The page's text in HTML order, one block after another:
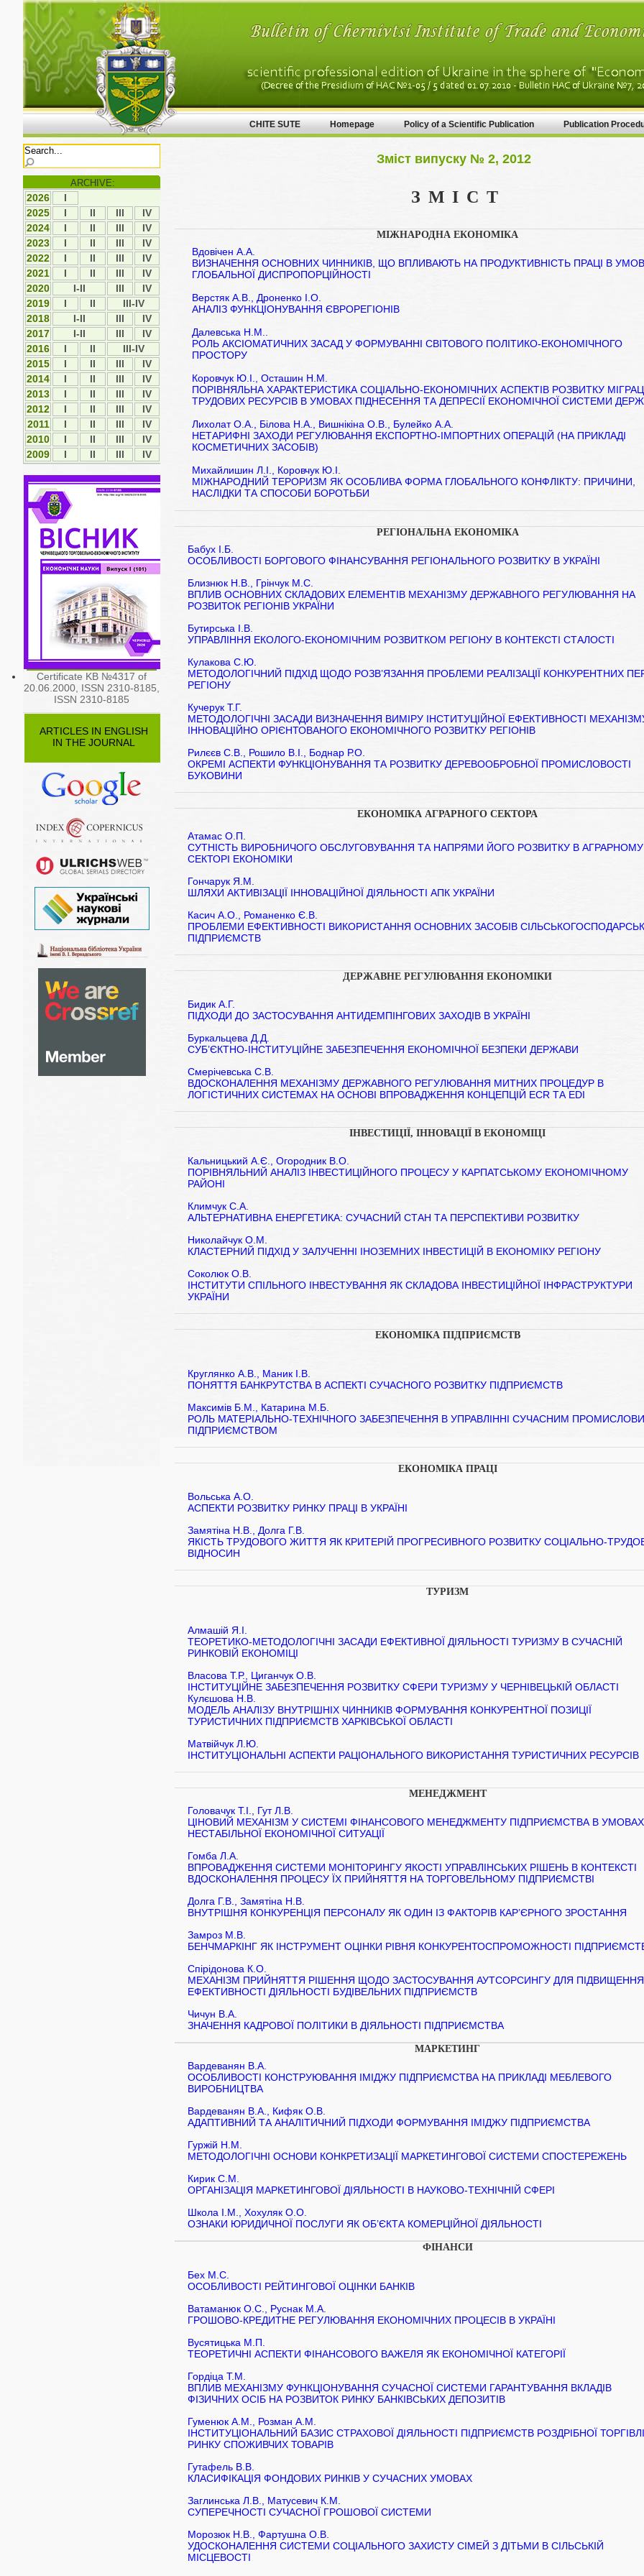
ARCHIVE:
2026
І
2025
І ІI ІII
ІV
2024
І ІI ІII
ІV
2023
І ІI ІII
ІV
2022
І ІI ІII
ІV
2021
І ІI ІII
IV
2020
I-II ІII
IV
2019
І ІI
III-IV
2018
I-II ІІІ
ІV
2017
I-II ІІІ
IV
2016
I II
III-IV
2015
І ІІ ІІІ
IV
2014
І ІІ ІІІ
ІV
2013
І ІІ ІІІ
ІV
2012
І ІI ІII
ІV
2011
І ІI ІII
ІV
2010
І ІI ІII
ІV
2009
І ІI ІII ІV
Certificate KB №4317 of
20.06.2000, ISSN 2310-8185,
ISSN 2310-8185
ARTICLES IN ENGLISH
IN THE JOURNAL
CHITE SUTE Homepage Policy of a Scientific Publication Publication
Зміст випуску № 2, 2012
ЗМІСТ
МІЖНАРОДНА ЕКОНОМІКА
Вдовічен А.А.
ВИЗНАЧЕННЯ ОСНОВНИХ ЧИННИКІВ, ЩО ВПЛИВАЮТЬ НА ПРОДУКТИВНІСТЬ ПРАЦІ В
ГЛОБАЛЬНОЇ ДИСПРОПОРЦІЙНОСТІ
Верстяк А.В., Дроненко І.О.
АНАЛІЗ ФУНКЦІОНУВАННЯ ЄВРОРЕГІОНІВ
Далевська Н.М..
РОЛЬ АКСІОМАТИЧНИХ ЗАСАД У ФОРМУВАННІ СВІТОВОГО ПОЛІТИКО-ЕКОНОМІЧНОГО
ПРОСТОРУ
Коровчук Ю.І., Осташин Н.М.
ПОРІВНЯЛЬНА ХАРАКТЕРИСТИКА СОЦІАЛЬНО-ЕКОНОМІЧНИХ АСПЕКТІВ РОЗВИТКУ
ТРУДОВИХ РЕСУРСІВ В УМОВАХ ПІДНЕСЕННЯ ТА ДЕПРЕСІЇ ЕКОНОМІЧНОЇ СИСТЕМИ
Лихолат О.А., Білова Н.А., Вишнікіна О.В., Булейко А.А.
НЕТАРИФНІ ЗАХОДИ РЕГУЛЮВАННЯ ЕКСПОРТНО-ІМПОРТНИХ ОПЕРАЦІЙ (НА ПРИКЛАДІ
КОСМЕТИЧНИХ ЗАСОБІВ)
Михайлишин Л.І., Коровчук Ю.І.
МІЖНАРОДНИЙ ТЕРОРИЗМ ЯК ОСОБЛИВА ФОРМА ГЛОБАЛЬНОГО КОНФЛІКТУ: ПРИЧИНИ,
НАСЛІДКИ ТА СПОСОБИ БОРОТЬБИ
РЕГІОНАЛЬНА ЕКОНОМІКА
Бабух І.Б.
ОСОБЛИВОСТІ БОРГОВОГО ФІНАНСУВАННЯ РЕГІОНАЛЬНОГО РОЗВИТКУ В УКРАЇНІ
Близнюк Н.В., Грінчук М.С.
ВПЛИВ ОСНОВНИХ СКЛАДОВИХ ЕЛЕМЕНТІВ МЕХАНІЗМУ ДЕРЖАВНОГО РЕГУЛЮВАННЯ НА
РОЗВИТОК РЕГІОНІВ УКРАЇНИ
Бутирська І.В.
УПРАВЛІННЯ ЕКОЛОГО-ЕКОНОМІЧНИМ РОЗВИТКОМ РЕГІОНУ В КОНТЕКСТІ СТАЛОСТІ
Кулакова С.Ю.
МЕТОДОЛОГІЧНИЙ ПІДХІД ЩОДО РОЗВ’ЯЗАННЯ ПРОБЛЕМИ РЕАЛІЗАЦІЇ КОНКУРЕНТНИХ
РЕГІОНУ
Кучерук Т.Г.
МЕТОДОЛОГІЧНІ ЗАСАДИ ВИЗНАЧЕННЯ ВИМІРУ ІНСТИТУЦІЙНОЇ ЕФЕКТИВНОСТІ
ІННОВАЦІЙНО ОРІЄНТОВАНОГО ЕКОНОМІЧНОГО РОЗВИТКУ РЕГІОНІВ
Рилєєв С.В., Рошило В.І., Боднар Р.О.
ОКРЕМІ АСПЕКТИ ФУНКЦІОНУВАННЯ ТА РОЗВИТКУ ДЕРЕВООБРОБНОЇ ПРОМИСЛОВОСТІ
БУКОВИНИ
ЕКОНОМІКА АГРАРНОГО СЕКТОРА
Атамас О.П.
СУТНІСТЬ ВИРОБНИЧОГО ОБСЛУГОВУВАННЯ ТА НАПРЯМИ ЙОГО РОЗВИТКУ В АГРАРНОМУ
СЕКТОРІ ЕКОНОМІКИ
Гончарук Я.М.
ШЛЯХИ АКТИВІЗАЦІЇ ІННОВАЦІЙНОЇ ДІЯЛЬНОСТІ АПК УКРАЇНИ
Касич А.О., Романенко Є.В.
ПРОБЛЕМИ ЕФЕКТИВНОСТІ ВИКОРИСТАННЯ ОСНОВНИХ ЗАСОБІВ
ПІДПРИЄМСТВ
ДЕРЖАВНЕ РЕГУЛЮВАННЯ ЕКОНОМІКИ
Бидик А.Г.
ПІДХОДИ ДО ЗАСТОСУВАННЯ АНТИДЕМПІНГОВИХ ЗАХОДІВ В УКРАЇНІ
Буркальцева Д.Д.
СУБ’ЄКТНО-ІНСТИТУЦІЙНЕ ЗАБЕЗПЕЧЕННЯ ЕКОНОМІЧНОЇ БЕЗПЕКИ ДЕРЖАВИ
Смерічевська С.В.
ВДОСКОНАЛЕННЯ МЕХАНІЗМУ ДЕРЖАВНОГО РЕГУЛЮВАННЯ МИТНИХ ПРОЦЕДУР В
ЛОГІСТИЧНИХ СИСТЕМАХ НА ОСНОВІ ВПРОВАДЖЕННЯ КОНЦЕПЦІЙ ЕСR ТА EDI
ІНВЕСТИЦІЇ, ІННОВАЦІЇ В ЕКОНОМІЦІ
Кальницький А.Є., Огородник В.О.
ПОРІВНЯЛЬНИЙ АНАЛІЗ ІНВЕСТИЦІЙНОГО ПРОЦЕСУ У КАРПАТСЬКОМУ ЕКОНОМІЧНОМУ
РАЙОНІ
Климчук С.А.
АЛЬТЕРНАТИВНА ЕНЕРГЕТИКА: СУЧАСНИЙ СТАН ТА ПЕРСПЕКТИВИ РОЗВИТКУ
Николайчук О.М.
КЛАСТЕРНИЙ ПІДХІД У ЗАЛУЧЕННІ ІНОЗЕМНИХ ІНВЕСТИЦІЙ В ЕКОНОМІКУ РЕГІОНУ
Соколюк О.В.
ІНСТИТУТИ СПІЛЬНОГО ІНВЕСТУВАННЯ ЯК СКЛАДОВА ІНВЕСТИЦІЙНОЇ ІНФРАСТРУКТУРИ
УКРАЇНИ
ЕКОНОМІКА ПІДПРИЄМСТВ
Круглянко А.В., Маник І.В.
ПОНЯТТЯ БАНКРУТСТВА В АСПЕКТІ СУЧАСНОГО РОЗВИТКУ ПІДПРИЄМСТВ
Максимів Б.М., Катарина М.Б.
РОЛЬ МАТЕРІАЛЬНО-ТЕХНІЧНОГО ЗАБЕЗПЕЧЕННЯ В УПРАВЛІННІ СУЧАСНИМ
ПІДПРИЄМСТВОМ
ЕКОНОМІКА ПРАЦІ
Вольська А.О.
АСПЕКТИ РОЗВИТКУ РИНКУ ПРАЦІ В УКРАЇНІ
Замятіна Н.В., Долга Г.В.
ЯКІСТЬ ТРУДОВОГО ЖИТТЯ ЯК КРИТЕРІЙ ПРОГРЕСИВНОГО РОЗВИТКУ СОЦІАЛЬНО-
ВІДНОСИН
ТУРИЗМ
Алмашій Я.І.
ТЕОРЕТИКО-МЕТОДОЛОГІЧНІ ЗАСАДИ ЕФЕКТИВНОЇ ДІЯЛЬНОСТІ ТУРИЗМУ В СУЧАСНІЙ
РИНКОВІЙ ЕКОНОМІЦІ
Власова Т.Р., Циганчук О.В.
ІНСТИТУЦІЙНЕ ЗАБЕЗПЕЧЕННЯ РОЗВИТКУ СФЕРИ ТУРИЗМУ У ЧЕРНІВЕЦЬКІЙ ОБЛАСТІ
Кулєшова Н.В.
МОДЕЛЬ АНАЛІЗУ ВНУТРІШНІХ ЧИННИКІВ ФОРМУВАННЯ КОНКУРЕНТНОЇ ПОЗИЦІЇ
ТУРИСТИЧНИХ ПІДПРИЄМСТВ ХАРКІВСЬКОЇ ОБЛАСТІ
Матвійчук Л.Ю.
ІНСТИТУЦІОНАЛЬНІ АСПЕКТИ РАЦІОНАЛЬНОГО ВИКОРИСТАННЯ ТУРИСТИЧНИХ РЕСУРСІВ
МЕНЕДЖМЕНТ
Головачук Т.І., Гут Л.В.
ЦІНОВИЙ МЕХАНІЗМ У СИСТЕМІ ФІНАНСОВОГО МЕНЕДЖМЕНТУ ПІДПРИЄМСТВА В УМОВАХ
НЕСТАБІЛЬНОЇ ЕКОНОМІЧНОЇ СИТУАЦІЇ
Гомба Л.А.
ВПРОВАДЖЕННЯ СИСТЕМИ МОНІТОРИНГУ ЯКОСТІ УПРАВЛІНСЬКИХ РІШЕНЬ В КОНТЕКСТІ
ВДОСКОНАЛЕННЯ ПРОЦЕСУ ЇХ ПРИЙНЯТТЯ НА ТОРГОВЕЛЬНОМУ ПІДПРИЄМСТВІ
Долга Г.В., Замятіна Н.В.
ВНУТРІШНЯ КОНКУРЕНЦІЯ ПЕРСОНАЛУ ЯК ОДИН ІЗ ФАКТОРІВ КАР’ЄРНОГО ЗРОСТАННЯ
Замроз М.В.
БЕНЧМАРКІНГ ЯК ІНСТРУМЕНТ ОЦІНКИ РІВНЯ КОНКУРЕНТОСПРОМОЖНОСТІ
Спірідонова К.О.
МЕХАНІЗМ ПРИЙНЯТТЯ РІШЕННЯ ЩОДО ЗАСТОСУВАННЯ АУТСОРСИНГУ ДЛЯ ПІДВИЩЕННЯ
ЕФЕКТИВНОСТІ ДІЯЛЬНОСТІ БУДІВЕЛЬНИХ ПІДПРИЄМСТВ
Чичун В.А.
ЗНАЧЕННЯ КАДРОВОЇ ПОЛІТИКИ В ДІЯЛЬНОСТІ ПІДПРИЄМСТВА
МАРКЕТИНГ
Вардеванян В.А.
ОСОБЛИВОСТІ КОНСТРУЮВАННЯ ІМІДЖУ ПІДПРИЄМСТВА НА ПРИКЛАДІ МЕБЛЕВОГО
ВИРОБНИЦТВА
Вардеванян В.А., Кифяк О.В.
АДАПТИВНИЙ ТА АНАЛІТИЧНИЙ ПІДХОДИ ФОРМУВАННЯ ІМІДЖУ ПІДПРИЄМСТВА
Гуржій Н.М.
МЕТОДОЛОГІЧНІ ОСНОВИ КОНКРЕТИЗАЦІЇ МАРКЕТИНГОВОЇ СИСТЕМИ СПОСТЕРЕЖЕНЬ
Кирик С.М.
ОРГАНІЗАЦІЯ МАРКЕТИНГОВОЇ ДІЯЛЬНОСТІ В НАУКОВО-ТЕХНІЧНІЙ СФЕРІ
Школа І.М., Хохуляк О.О.
ОЗНАКИ ЮРИДИЧНОЇ ПОСЛУГИ ЯК ОБ’ЄКТА КОМЕРЦІЙНОЇ ДІЯЛЬНОСТІ
ФІНАНСИ
Бех М.С.
ОСОБЛИВОСТІ РЕЙТИНГОВОЇ ОЦІНКИ БАНКІВ
Ватаманюк О.С., Руснак М.А.
ГРОШОВО-КРЕДИТНЕ РЕГУЛЮВАННЯ ЕКОНОМІЧНИХ ПРОЦЕСІВ В УКРАЇНІ
Вусятицька М.П.
ТЕОРЕТИЧНІ АСПЕКТИ ФІНАНСОВОГО ВАЖЕЛЯ ЯК ЕКОНОМІЧНОЇ КАТЕГОРІЇ
Гордіца Т.М.
ВПЛИВ МЕХАНІЗМУ ФУНКЦІОНУВАННЯ СУЧАСНОЇ СИСТЕМИ ГАРАНТУВАННЯ ВКЛАДІВ
ФІЗИЧНИХ ОСІБ НА РОЗВИТОК РИНКУ БАНКІВСЬКИХ ДЕПОЗИТІВ
Гуменюк А.М., Розман А.М.
ІНСТИТУЦІОНАЛЬНИЙ БАЗИС СТРАХОВОЇ ДІЯЛЬНОСТІ ПІДПРИЄМСТВ РОЗДРІБНОЇ
РИНКУ СПОЖИВЧИХ ТОВАРІВ
Гутафель В.В.
КЛАСИФІКАЦІЯ ФОНДОВИХ РИНКІВ У СУЧАСНИХ УМОВАХ
Заглинська Л.В., Матусевич К.М.
СУПЕРЕЧНОСТІ СУЧАСНОЇ ГРОШОВОЇ СИСТЕМИ
Морозюк Н.В., Фартушна О.В.
УДОСКОНАЛЕННЯ СИСТЕМИ СОЦІАЛЬНОГО ЗАХИСТУ СІМЕЙ З ДІТЬМИ В СІЛЬСЬКІЙ
МІСЦЕВОСТІ